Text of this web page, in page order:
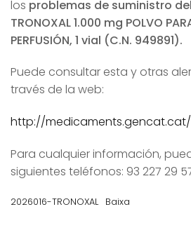
los problemas de suministro
TRONOXAL 1.000 mg POLVO
PERFUSIÓN, 1 vial (C.N. 949891).
Puede consultar esta y otras
través de la web:
http://
Para cualquier información,
siguientes teléfonos: 93 227 29
2026016-TRONOXAL Baixa